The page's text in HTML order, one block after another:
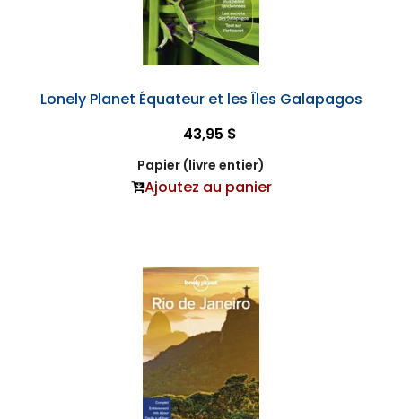
Lonely Planet Équateur et les Îles Galapagos
43,95 $
Papier (livre entier)
Ajoutez au panier